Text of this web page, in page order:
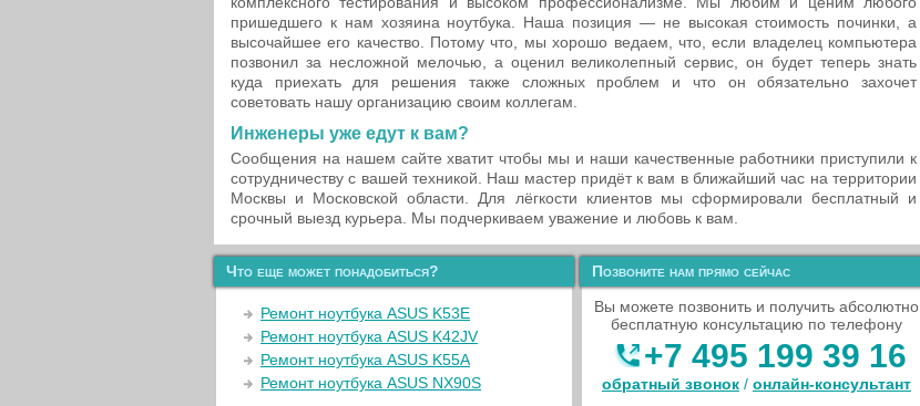
пришедшего к нам хозяина ноутбука. Наша позиция — не высокая стоимость починки, а
высочайшее его качество. Потому что, мы хорошо ведаем, что, если владелец компьютера
позвонил за несложной мелочью, а оценил великолепный сервис, он будет теперь знать
куда приехать для решения также сложных проблем и что он обязательно захочет
советовать нашу организацию своим коллегам.
Инженеры уже едут к вам?
Сообщения на нашем сайте хватит чтобы мы и наши качественные работники приступили к
сотрудничеству с вашей техникой. Наш мастер придёт к вам в ближайший час на территории
Москвы и Московской области. Для лёгкости клиентов мы сформировали бесплатный и
срочный выезд курьера. Мы подчеркиваем уважение и любовь к вам.
Что еще может понадобиться?
Ремонт ноутбука ASUS K53E
Ремонт ноутбука ASUS K42JV
Ремонт ноутбука ASUS K55A
Ремонт ноутбука ASUS NX90S
Позвоните нам прямо сейчас
Вы можете позвонить и получить абсолютно
бесплатную консультацию по телефону
+7 495 199 39 16
обратный звонок / онлайн‑консультант